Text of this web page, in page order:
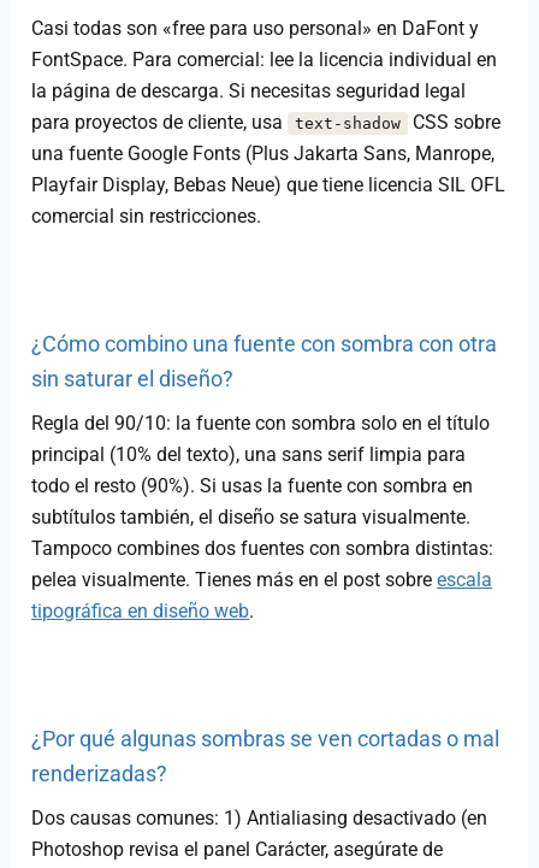
Casi todas son «free para uso personal» en DaFont y
FontSpace. Para comercial: lee la licencia individual en
la página de descarga. Si necesitas seguridad legal
para proyectos de cliente, usa
text-shadow
CSS sobre
una fuente Google Fonts (Plus Jakarta Sans, Manrope,
Playfair Display, Bebas Neue) que tiene licencia SIL OFL
comercial sin restricciones.
¿Cómo combino una fuente con sombra con otra
sin saturar el diseño?
Regla del 90/10: la fuente con sombra solo en el título
principal (10% del texto), una sans serif limpia para
todo el resto (90%). Si usas la fuente con sombra en
subtítulos también, el diseño se satura visualmente.
Tampoco combines dos fuentes con sombra distintas:
pelea visualmente. Tienes más en el post sobreescala
tipográfica en diseño web.
¿Por qué algunas sombras se ven cortadas o mal
renderizadas?
Dos causas comunes: 1) Antialiasing desactivado (en
Photoshop revisa el panel Carácter, asegúrate de